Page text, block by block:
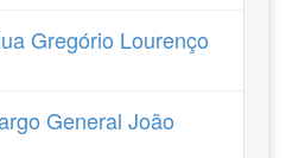
Gregório Lourenço
General João